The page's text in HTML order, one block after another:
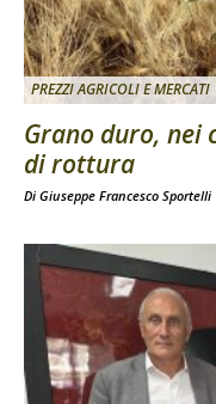
PREZZI AGRICOLI E MERCATI
Grano duro, nei
di rottura
Di Giuseppe Francesco Sportelli